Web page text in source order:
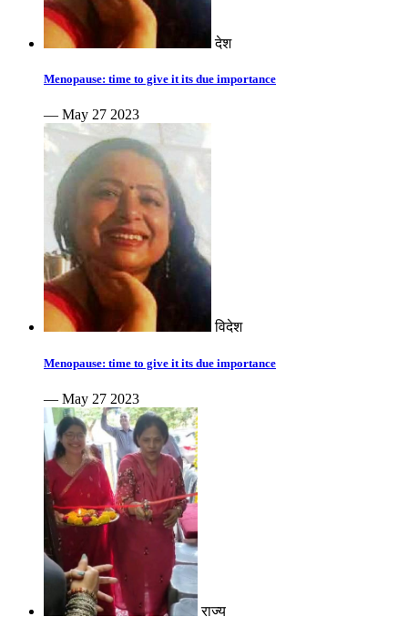
देश
Menopause: time to give it its due importance
— May 27 2023
विदेश
Menopause: time to give it its due importance
— May 27 2023
राज्य